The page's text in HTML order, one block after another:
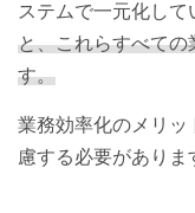
ステムで一元化して
と、これらすべての
す。
業務効率化のメリッ
慮する必要がありま